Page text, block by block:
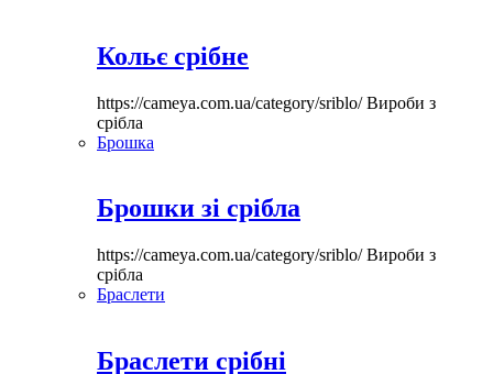
Кольє срібне
https://cameya.com.ua/category/sriblo/Вироби з
срібла
Брошка
Брошки зі срібла
https://cameya.com.ua/category/sriblo/Вироби з
срібла
Браслети
Браслети срібні